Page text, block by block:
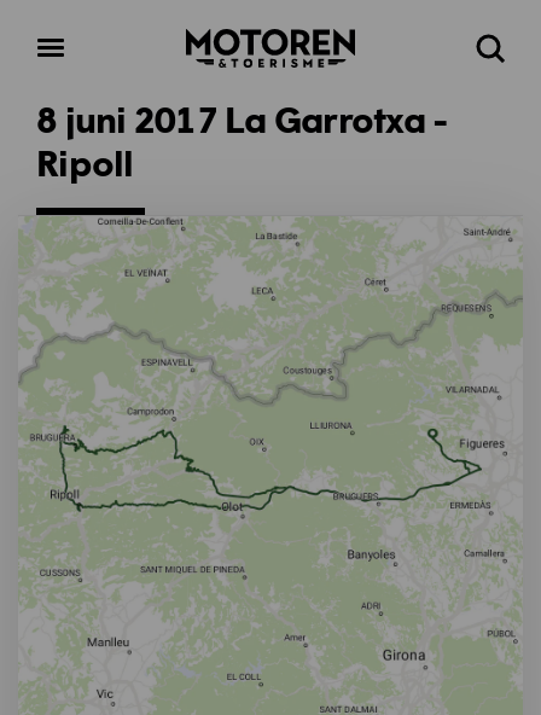
Open
Homepage Zoeken
8 juni 2017 La Garrotxa -
Ripoll